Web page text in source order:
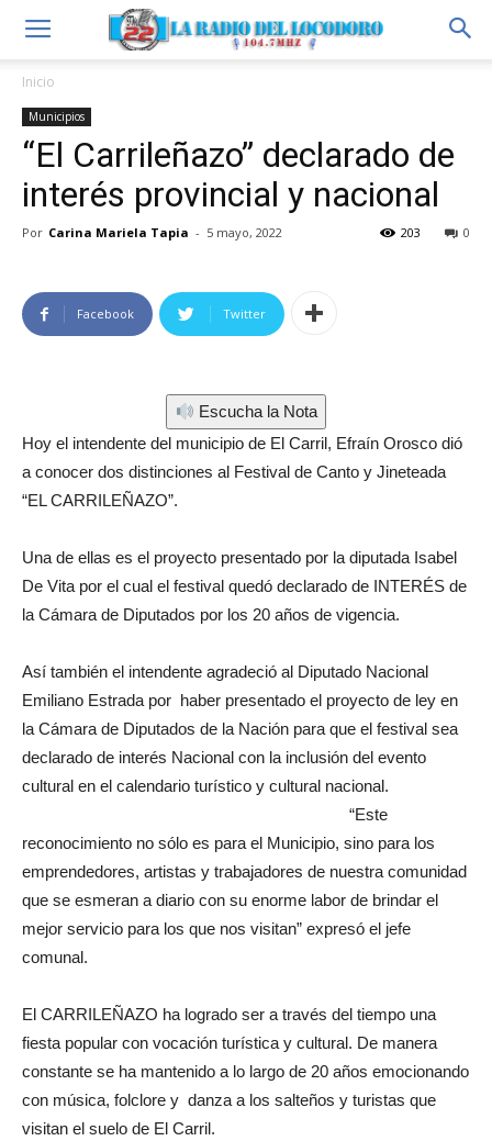
Inicio
Municipios
“El Carrileñazo” declarado de
interés provincial y nacional
Por Carina Mariela Tapia - 5 mayo, 2022 0
203
Facebook Twitter
Escucha la Nota
Hoy el intendente del municipio de El Carril, Efraín Orosco dió
a conocer dos distinciones al Festival de Canto y Jineteada
“EL CARRILEÑAZO”.
Una de ellas es el proyecto presentado por la diputada Isabel
De Vita por el cual el festival quedó declarado de INTERÉS de
la Cámara de Diputados por los 20 años de vigencia.
Así también el intendente agradeció al Diputado Nacional
Emiliano Estrada por haber presentado el proyecto de ley en
la Cámara de Diputados de la Nación para que el festival sea
declarado de interés Nacional con la inclusión del evento
cultural en el calendario turístico y cultural nacional.
“Este
reconocimiento no sólo es para el Municipio, sino para los
emprendedores, artistas y trabajadores de nuestra comunidad
que se esmeran a diario con su enorme labor de brindar el
mejor servicio para los que nos visitan” expresó el jefe
comunal.
El CARRILEÑAZO ha logrado ser a través del tiempo una
fiesta popular con vocación turística y cultural. De manera
constante se ha mantenido a lo largo de 20 años emocionando
con música, folclore y danza a los salteños y turistas que
visitan el suelo de El Carril.